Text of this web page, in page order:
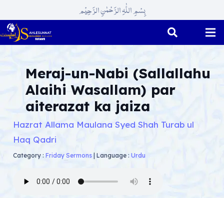
بِسْمِ اللّٰہِ الرَّحْمٰنِ الرَّحِیْم
Meraj-un-Nabi (Sallallahu
Alaihi Wasallam) par
aiterazat ka jaiza
Hazrat Allama Maulana Syed Shah Turab ul
Haq Qadri
Category : Friday Sermons| Language : Urdu